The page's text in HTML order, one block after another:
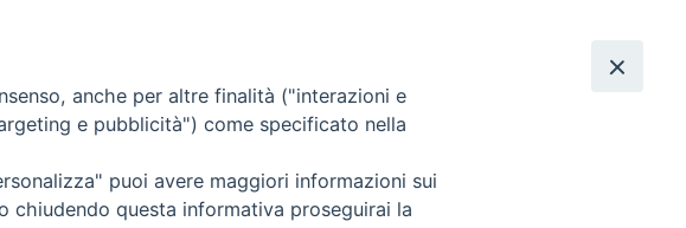
SEGUICI SU
anche per altre finalità ("interazioni e
e pubblicità") come specificato nella
puoi avere maggiori informazioni sui
questa informativa proseguirai la